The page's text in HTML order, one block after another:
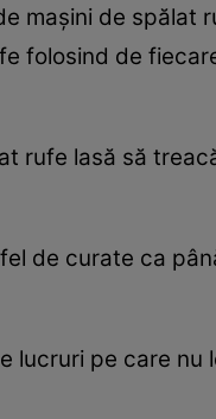
maşini de spălat
folosind de
rufe lasă să
de curate ca
lucruri pe care nu